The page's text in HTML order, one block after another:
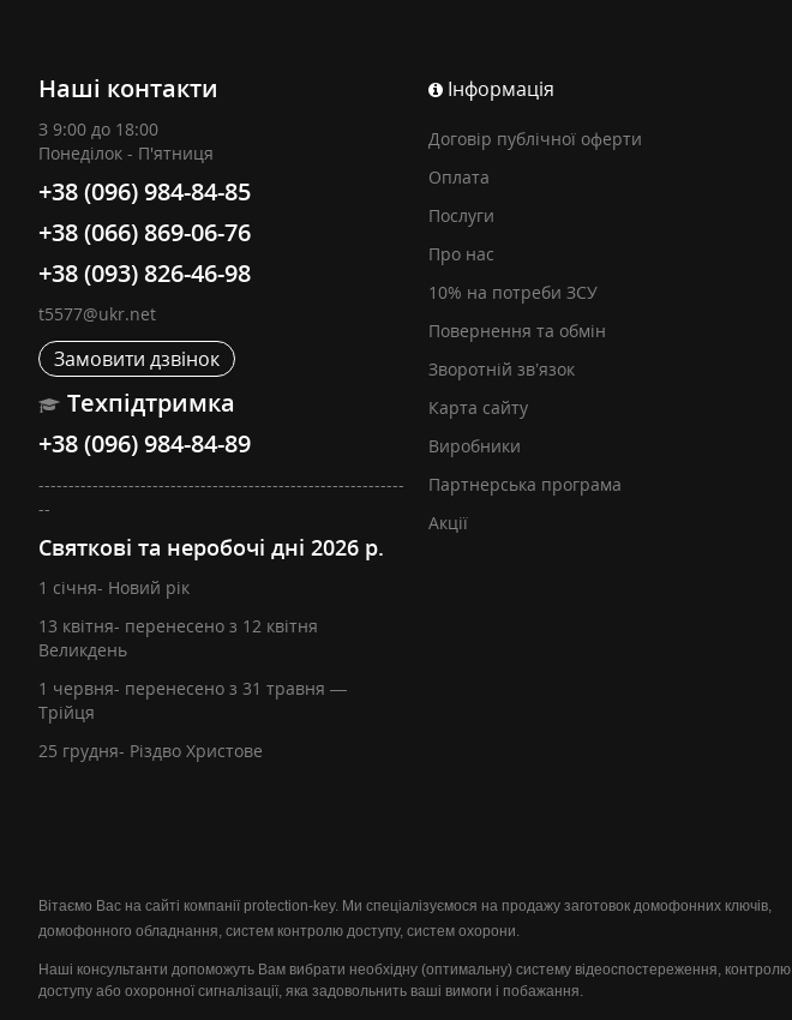
Наші контакти
З 9:00 до 18:00
Понеділок - П'ятниця
+38 (096) 984-84-85
+38 (066) 869-06-76
+38 (093) 826-46-98
t5577@ukr.net
Замовити дзвінок
Техпідтримка
+38 (096) 984-84-89
-------------------------------------------------------------
--
Святкові та неробочі дні 2026 р.
1 січня- Новий рік
13 квітня- перенесено з 12 квітня
Великдень
1 червня- перенесено з 31 травня —
Трійця
25 грудня- Різдво Христове
Інформація
Договір публічної оферти
Оплата
Послуги
Про нас
10% на потреби ЗСУ
Повернення та обмін
Зворотній зв’язок
Карта сайту
Виробники
Партнерська програма
Акції
Вітаємо Вас на сайті компанії protection-key. Ми спеціалізуємося на продажу заготовок домофонних ключів,
домофонного обладнання, систем контролю доступу, систем охорони.
Наші консультанти допоможуть Вам вибрати необхідну (оптимальну) систему відеоспостереження, контролю
доступу або охоронної сигналізації, яка задовольнить ваші вимоги і побажання.